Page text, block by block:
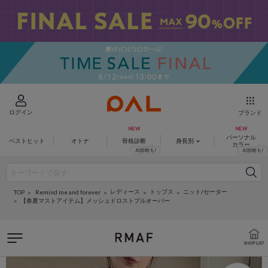
ログイン ブランド
ベストヒット オトナ 骨格診断 身長別
パーソナル
カラー
TOP Remind me and forever レディース トップス
ニット/セーター
【春夏マストアイテム】メッシュドロストプルオーバー